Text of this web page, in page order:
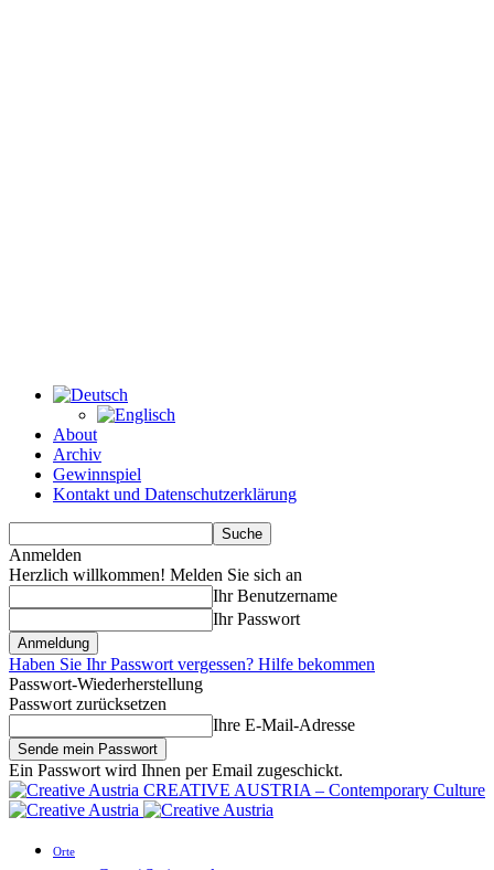
About
Archiv
Gewinnspiel
Kontakt und Datenschutzerklärung
Anmelden
Herzlich willkommen! Melden Sie sich an
Ihr Benutzername
Ihr Passwort
Haben Sie Ihr Passwort vergessen? Hilfe bekommen
Passwort-Wiederherstellung
Passwort zurücksetzen
Ihre E-Mail-Adresse
Ein Passwort wird Ihnen per Email zugeschickt.
CREATIVE AUSTRIA – Contemporary Culture
Orte